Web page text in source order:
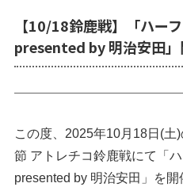
【10/18鈴鹿戦】「ハー
presented by 明治安田」
この度、2025年10月18日(土
節 アトレチコ鈴鹿戦にて「
presented by 明治安田」を